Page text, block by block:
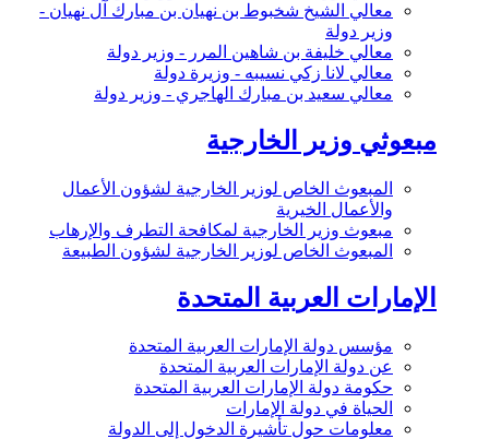
معالي الشيخ شخبوط بن نهيان بن مبارك آل نهيان -
وزير دولة
معالي خليفة بن شاهين المرر - وزير دولة
معالي لانا زكي نسيبه - وزيرة دولة
معالي سعيد بن مبارك الهاجري - وزير دولة
مبعوثي وزير الخارجية
المبعوث الخاص لوزير الخارجية لشؤون الأعمال
والأعمال الخيرية
مبعوث وزير الخارجية لمكافحة التطرف والإرهاب
المبعوث الخاص لوزير الخارجية لشؤون الطبيعة
الإمارات العربية المتحدة
مؤسس دولة الإمارات العربية المتحدة
عن دولة الإمارات العربية المتحدة
حكومة دولة الإمارات العربية المتحدة
الحياة في دولة الإمارات
معلومات حول تأشيرة الدخول إلى الدولة